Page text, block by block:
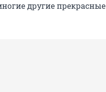
другие прекрасные